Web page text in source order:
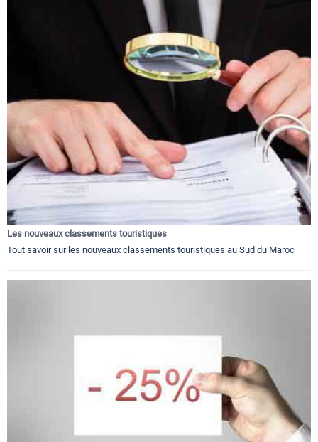
Les nouveaux classements touristiques
Tout savoir sur les nouveaux classements touristiques au Sud du Maroc